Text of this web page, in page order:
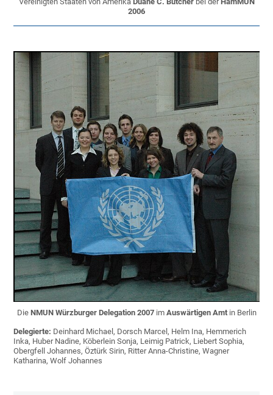
2006
Die NMUN Würzburger Delegation 2007im Auswärtigen Amtin Berlin
Delegierte: Deinhard Michael, Dorsch Marcel, Helm Ina, Hemmerich
Inka, Huber Nadine, Köberlein Sonja, Leimig Patrick, Liebert Sophia,
Obergfell Johannes, Öztürk Sirin, Ritter Anna-Christine, Wagner
Katharina, Wolf Johannes